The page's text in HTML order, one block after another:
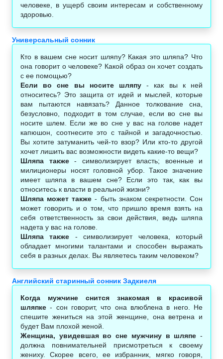
человеке, в ущерб своим интересам и собственному
здоровью.
Универсальный сонник
Кто в вашем сне носит шляпу? Какая это шляпа? Что
она говорит о человеке? Какой образ он хочет создать
с ее помощью?
Если во сне вы носите шляпу - как вы к ней
относитесь? Это защита от идей и мыслей, которые
вам пытаются навязать? Данное толкование сна,
безусловно, подходит в том случае, если во сне вы
носите шлем. Если же во сне у вас на голове надет
капюшон, соотнесите это с тайной и загадочностью.
Вы хотите затуманить чей-то взор? Или кто-то другой
хочет лишить вас возможности видеть какие-то вещи?
Шляпа также- символизирует власть; военные и
милиционеры носят головной убор. Такое значение
имеет шляпа в вашем сне? Если это так, как вы
относитесь к власти в реальной жизни?
Шляпа может также - быть знаком секретности. Сон
может говорить и о том, что пришло время взять на
себя ответственность за свои действия, ведь шляпа
надета у вас на голове.
Шляпа также - символизирует человека, который
обладает многими талантами и способен выражать
себя в разных делах. Вы являетесь таким человеком?
Английский старинный сонник Задкиеля
Когда мужчине снится знакомая в красивой
шляпке - сон говорит, что она влюблена в него. Не
спешите жениться на этой женщине, она ветрена и
будет Вам плохой женой.
Женщина, увидевшая во сне мужчину в шляпе -
должна повнимательней присмотреться к своему
жениху. Скорее всего, ее избранник, мягко говоря,